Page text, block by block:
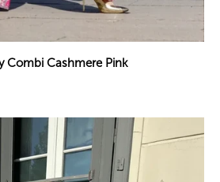
Combi Cashmere Pink